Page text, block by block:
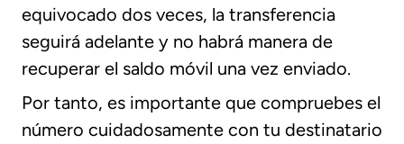
equivocado dos veces, la transferencia
seguirá adelante y no habrá manera de
recuperar el saldo móvil una vez enviado.
Por tanto, es importante que compruebes el
número cuidadosamente con tu destinatario